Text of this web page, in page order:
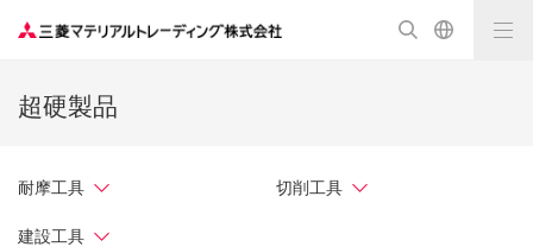
超硬製品
耐摩工具 切削工具
建設工具